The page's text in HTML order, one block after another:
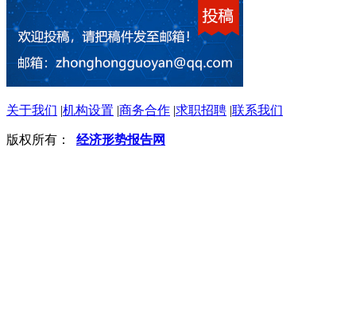
关于我们 |机构设置 |商务合作 |求职招聘 |联系我们
版权所有： 经济形势报告网